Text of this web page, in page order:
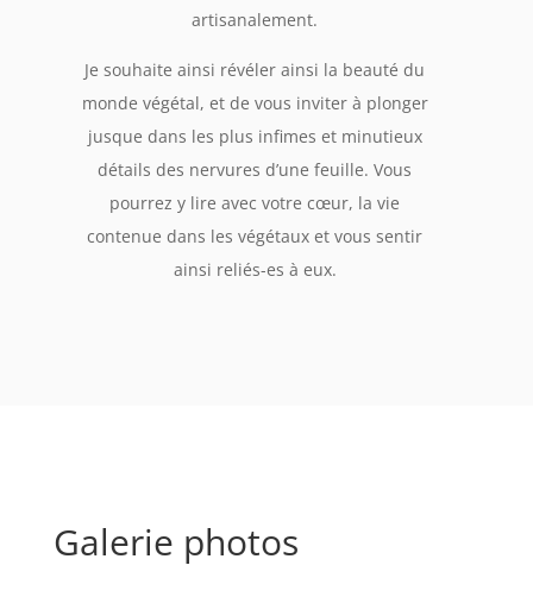
artisanalement.
Je souhaite ainsi révéler ainsi la beauté du
monde végétal, et de vous inviter à plonger
jusque dans les plus infimes et minutieux
détails des nervures d’une feuille. Vous
pourrez y lire avec votre cœur, la vie
contenue dans les végétaux et vous sentir
ainsi reliés-es à eux.
Galerie photos